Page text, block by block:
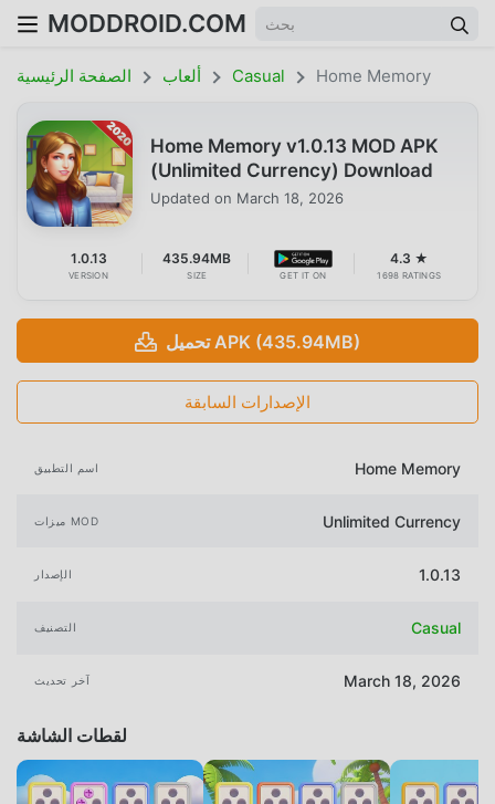
MODDROID.COM
الصفحة الرئيسية ألعاب Casual Home Memory
Home Memory v1.0.13 MOD APK
(Unlimited Currency) Download
Updated on March 18, 2026
1.0.13
VERSION
435.94MB
SIZE GET IT ON
4.3 ★
1698 RATINGS
تحميل APK (435.94MB)
الإصدارات السابقة
اسم التطبيق Home Memory
ميزات MOD Unlimited Currency
الإصدار 1.0.13
التصنيف Casual
آخر تحديث March 18, 2026
لقطات الشاشة